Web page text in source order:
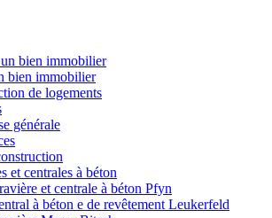
bien immobilier
bien immobilier
de logements
générale
et centrales à béton
et centrale à béton Pfyn
à béton e de revêtement Leukerfeld